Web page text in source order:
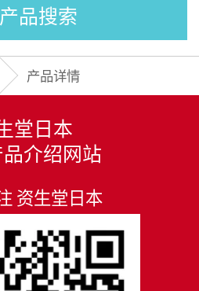
产品搜索
产品详情
堂日本
介绍网站
资生堂日本